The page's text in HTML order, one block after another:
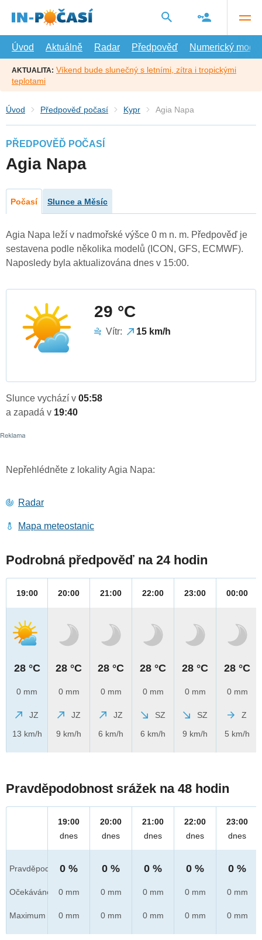
hlavní
Úvod
Aktuálně Radar Předpověď Numerický model
AKTUALITA: Víkend bude slunečný s letními, zítra i tropickými
teplotami
Úvod Předpověď počasí Kypr Agia Napa
PŘEDPOVĚĎ POČASÍ
Agia Napa
Počasí Slunce a Měsíc
Agia Napa leží v nadmořské výšce 0 m n. m. Předpověď je
sestavena podle několika modelů (ICON, GFS, ECMWF).
Naposledy byla aktualizována dnes v 15:00.
29 °C
Vítr: 15 km/h
Slunce vychází v 05:58
a zapadá v 19:40
Nepřehlédněte z lokality Agia Napa:
Radar
Mapa meteostanic
Podrobná předpověď na 24 hodin
19:00
28 °C
0 mm
JZ
13 km/h
20:00
28 °C
0 mm
JZ
9 km/h
21:00
28 °C
0 mm
JZ
6 km/h
22:00
28 °C
0 mm
SZ
6 km/h
23:00
28 °C
0 mm
SZ
9 km/h
00:00
28 °C
0 mm
Z
5 km/h
Pravděpodobnost srážek na 48 hodin
Pravděpod.
Očekáváno
Maximum
19:00
dnes
0 %
0 mm
0 mm
20:00
dnes
0 %
0 mm
0 mm
21:00
dnes
0 %
0 mm
0 mm
22:00
dnes
0 %
0 mm
0 mm
23:00
dnes
0 %
0 mm
0 mm